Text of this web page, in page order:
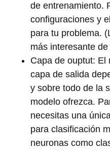
de entrenamiento.
configuraciones y
para tu problema.
más interesante
Capa de ouptut: El
capa de salida
y sobre todo de la
modelo ofrezca.
necesitas una
para clasificación
neuronas como